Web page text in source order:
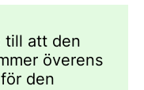
till att den
överens
den